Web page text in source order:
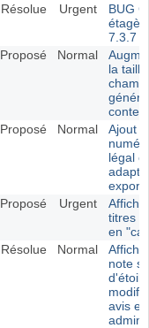
Résolue Urgent
BUG
7.3.7
Proposé Normal
la
Proposé Normal
Ajout
légal et
Proposé Urgent
titres
en
Résolue Normal
note
avis en